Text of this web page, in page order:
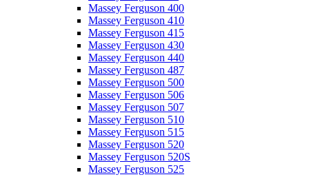
Massey Ferguson 400
Massey Ferguson 410
Massey Ferguson 415
Massey Ferguson 430
Massey Ferguson 440
Massey Ferguson 487
Massey Ferguson 500
Massey Ferguson 506
Massey Ferguson 507
Massey Ferguson 510
Massey Ferguson 515
Massey Ferguson 520
Massey Ferguson 520S
Massey Ferguson 525